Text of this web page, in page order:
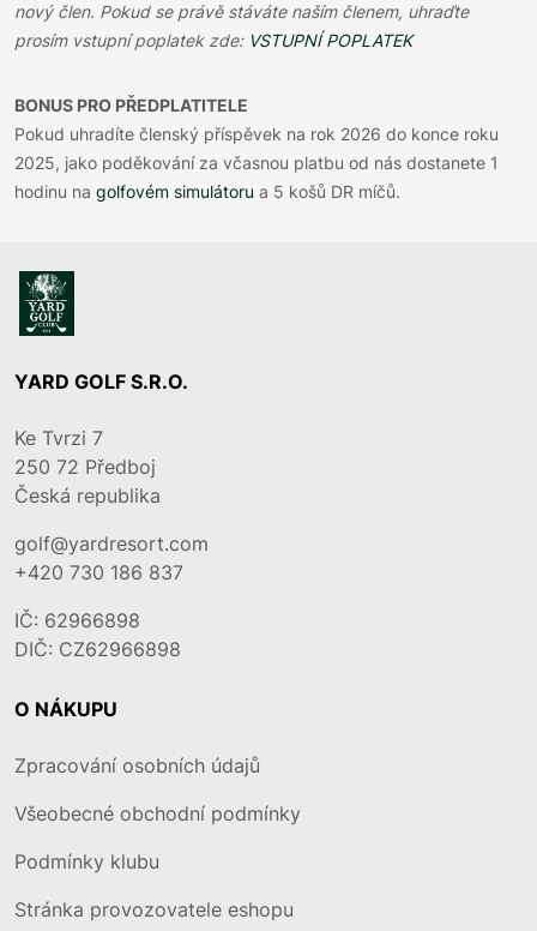
nový člen. Pokud se právě stáváte naším členem, uhraďte
prosím vstupní poplatek zde: VSTUPNÍ POPLATEK
BONUS PRO PŘEDPLATITELE
Pokud uhradíte členský příspěvek na rok 2026 do konce roku
2025, jako poděkování za včasnou platbu od nás dostanete 1
hodinu na golfovém simulátoru a 5 košů DR míčů.
YARD GOLF S.R.O.
Ke Tvrzi 7
250 72 Předboj
Česká republika
golf@yardresort.com
+420 730 186 837
IČ: 62966898
DIČ: CZ62966898
O NÁKUPU
Zpracování osobních údajů
Všeobecné obchodní podmínky
Podmínky klubu
Stránka provozovatele eshopu